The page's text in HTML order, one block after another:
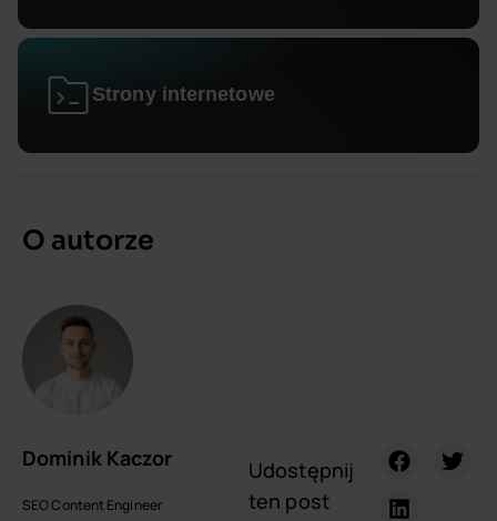
Strony internetowe
O autorze
Dominik Kaczor
SEO Content Engineer
Udostępnij
ten post